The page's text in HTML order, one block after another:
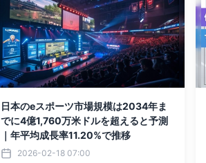
日本のeスポーツ市場規模は2034年ま
でに4億1,760万米ドルを超えると予測
｜年平均成長率11.20%で推移
2026-02-18 07:00